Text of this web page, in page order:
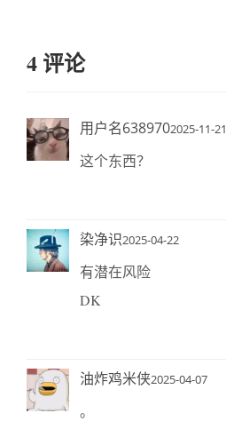
4 评论
用户名6389702025-11-21
这个东西？
染净识2025-04-22
有潜在风险
DK
油炸鸡米侠2025-04-07
。